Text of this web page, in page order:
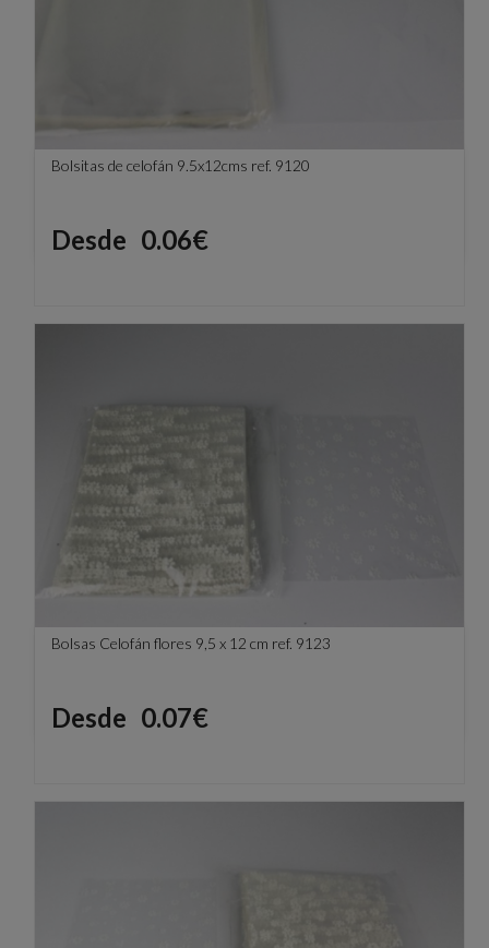
Bolsitas de celofán 9.5x12cms ref. 9120
Precio
Desde 0.06€
Bolsas Celofán flores 9,5 x 12 cm ref. 9123
Precio
Desde 0.07€